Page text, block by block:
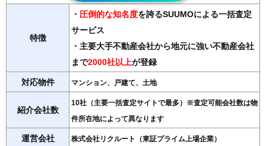
特徴
・ 圧倒的な知名度を誇るSUUMOによる一括査定
サービス
・主要大手不動産会社から地元に強い不動産会社
まで2000社以上が登録
対応物件 マンション、戸建て、土地
紹介会社数
10社（主要一括査定サイトで最多）※査定可能会社数は物
件所在地によって異なります
運営会社 株式会社リクルート（東証プライム上場企業）